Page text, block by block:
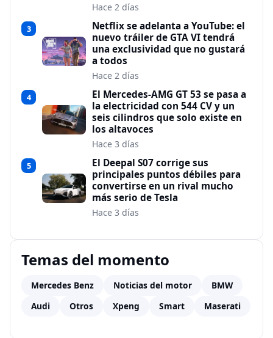
Hace 2 días
3
Netflix se adelanta a YouTube: el
nuevo tráiler de GTA VI tendrá
una exclusividad que no gustará
a todos
Hace 2 días
4
El Mercedes-AMG GT 53 se pasa a
la electricidad con 544 CV y un
seis cilindros que solo existe en
los altavoces
Hace 3 días
5
El Deepal S07 corrige sus
principales puntos débiles para
convertirse en un rival mucho
más serio de Tesla
Hace 3 días
Temas del momento
Mercedes Benz Noticias del motor
BMW
Audi
Otros Xpeng Smart Maserati